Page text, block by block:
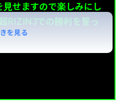
せますので楽しみにし
RIZIN3での勝利を誓っ
を見る